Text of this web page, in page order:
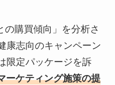
の購買傾向」を分析さ
康志向のキャンペーン
限定パッケージを訴
ーケティング施策の提